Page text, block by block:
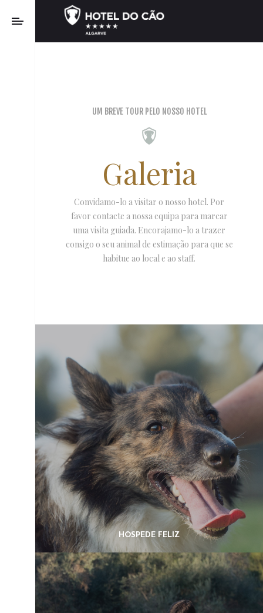
UM BREVE TOUR PELO NOSSO HOTEL
Galeria
Convidamo-lo a visitar o nosso hotel. Por
favor contacte a nossa equipa para marcar
uma visita guiada. Encorajamo-lo a trazer
consigo o seu animal de estimação para que se
habitue ao local e ao staff.
HOSPEDE FELIZ